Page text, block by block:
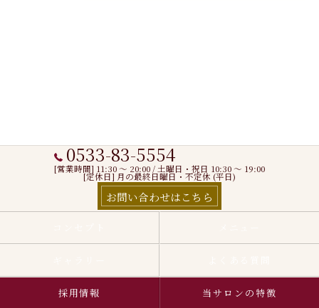
0533-83-5554
[営業時間] 11:30 〜 20:00 / 土曜日・祝日 10:30 ～ 19:00
[定休日] 月の最終日曜日・不定休 (平日)
お問い合わせはこちら
採用情報 当サロンの特徴